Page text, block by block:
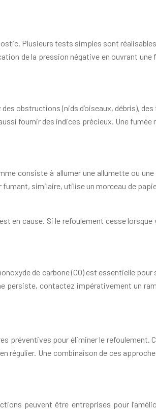
Plusieurs tests simples sont
de la pression négative en ouvrant une
obstructions (nids d’oiseaux, débris),
fournir des indices précieux. Une
consiste à allumer une allumette ou
similaire, utilise un morceau de
en cause. Si le refoulement cesse
de carbone (CO) est essentielle
persiste, contactez impérativement un
pour éliminer le refoulement.
régulier. Une combinaison de ces
peuvent être entreprises pour